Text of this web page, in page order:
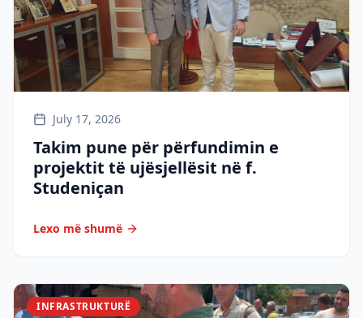
July 17, 2026
Takim pune për përfundimin e
projektit të ujësjellësit në f.
Studeniçan
Lexo më shumë
INFRASTRUKTURË